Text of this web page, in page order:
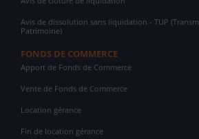
Avis de dissolution sans liquidation - TUP
Patrimoine)
FONDS DE COMMERCE
Apport de Fonds de Commerce
Vente de Fonds de Commerce
Location gérance
Fin de location gérance